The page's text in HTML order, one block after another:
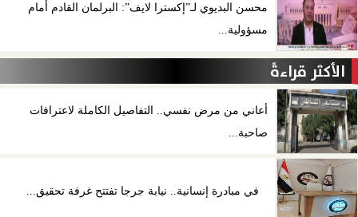
محسن البديوي لـ”إكسترا لايف”: البرلمان القادم أمام
مسؤولية...
الأكثر قراءةً
أعاني من مرض نفسي.. التفاصيل الكاملة لاعترافات
صاحبة...
في مبادرة إنسانية.. نيابة جرجا تفتتح غرفة تحقيق...